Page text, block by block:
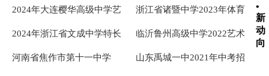
2024年大连樱华高级中学艺
章
浙江省诸暨中学2023年体育
2024年浙江省文成中学特长
临沂鲁州高级中学2022艺术
河南省焦作市第十一中学
山东禹城一中2021年中考招
•
新
动
向